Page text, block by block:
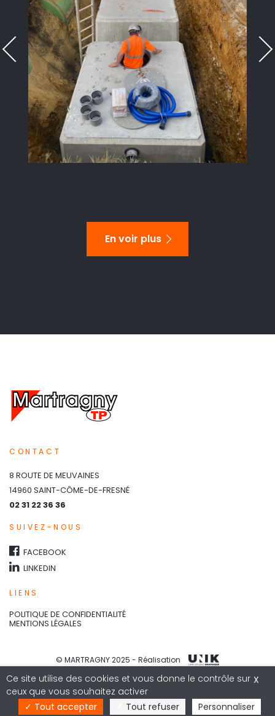
Sur le front de mer de Ouistreham
realisation.php
on line
En voir plus
CONTACT
8 ROUTE DE MEUVAINES
14960 SAINT-CÔME-DE-FRESNÉ
02 31 22 36 36
SUIVEZ-NOUS
FACEBOOK
LINKEDIN
LIENS
POLITIQUE DE CONFIDENTIALITÉ
MENTIONS LÉGALES
© MARTRAGNY 2025 - Réalisation
X
Ce site utilise des cookies et vous donne le contrôle sur
ceux que vous souhaitez activer
Tout accepter
Tout refuser Personnaliser